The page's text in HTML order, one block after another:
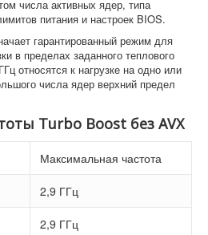
числа активных ядер, типа
питания и настроек BIOS.
гарантированный режим для
в пределах заданного теплового
относятся к нагрузке на одно или
числа ядер верхний предел
Turbo Boost без AVX
Максимальная частота
2,9 ГГц
2,9 ГГц